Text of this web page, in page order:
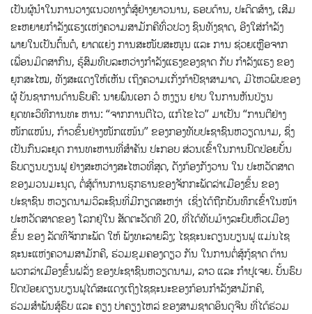
ເປັນຜູ້ນໍາໃນການວາງແນວທາງຕໍ່ສູ້ຢ່າງຍາວນານ, ຮອບດ້ານ, ປະດິດສ້າງ, ເສີມ
ຂະຫຍາຍກຳລັງແຮງເເຫ່ງຄວາມສາມັກຄີທົ່ວປວງ ຊົນທັງຊາດ, ອີງໃສ່ກຳລັງ
ພາຍໃນເປັນຕົ້ນຕໍ, ຍາດແຍ່ງ ການສະໜັບສະໜູນ ແລະ ການ ຊ່ວຍເຫຼືອຈາກ
ເພື່ອນມິດສາກົນ, ຮູ້ສົມທົບລະຫວ່າງກໍາລັງແຮງຂອງຊາດ ກັບ ກໍາລັງແຮງ ຂອງ
ຍຸກສະໄໝ, ທັງສະແດງໃຫ້ເຫັນ ເຖິງຄວາມເກັ່ງກ້າປີຊາສາມາດ, ມີໄຫວພິບຂອງ
ຜູ້ ບັນຊາການດ້ານຮົບຄື: ນາຍພົນເອກ ວໍ ຫງຽນ ຢາບ ໃນການຫັນປ່ຽນ
ຍຸດທະວິທີການທະ ຫານ: “ຈາກການຕີໄວ, ແກ້ໄຂໄວ” ມາເປັນ “ການຕີຢ່າງ
ໜັກແໜ້ນ, ກ້າວຂຶ້ນຢ່າງໜັກແໜ້ນ” ຂອງກອງທັບປະຊາຊົນຫວຽດນາມ, ຊຶ່ງ
ເປັນກົນລະຍຸດ ການທະຫານທີ່ສໍາຄັນ ປະກອບ ສ່ວນເຂົ້າໃນການປົດປ່ອຍບັ້ນ
ຮົບດຽນບຽນຟູ ຢ່າງສະຫວ່າງສະໄຫວທີ່ສຸດ, ດັງກ້ອງກັງວານ ໃນ ປະຫວັດສາດ
ຂອງມວນມະນຸດ, ຕໍ່ສູ້ຕ້ານການຮຸກຮານຂອງຈັກກະພັດລ່າເມືອງຂຶ້ນ ຂອງ
ປະຊາຊົນ ຫວຽດນາມວິລະຊົນທີ່ມີກຽດສະຫງ່າ ເຊິ່ງໄດ້ຖືກບັນທຶກເຂົ້າໃນໜ້າ
ປະຫວັດສາດຂອງ ໂລກຢູ່ໃນ ສັດຕະວັດທີ 20, ທີ່ໄດ້ທັບມ້າງລະບົບຫົວເມືອງ
ຂຶ້ນ ຂອງ ລັດທິຈັກກະພັດ ໃຫ້ ພັງທະລາຍລົງ; ໄຊຊະນະດຽນບຽນຟູ ແມ່ນໄຊ
ຊະນະແຫ່ງຄວາມສາມັກຄີ, ຮ່ວມຂຸມຄອງດຽວ ກັນ ໃນການຕໍ່ສູ້ກູ້ຊາດ ຕ້ານ
ພວກລ່າເມືອງຂຶ້ນຝລັ່ງ ຂອງປະຊາຊົນຫວຽດນາມ, ລາວ ແລະ ກຳປູເຈຍ. ບັ້ນຮົບ
ປົດປ່ອຍດຽນບຽນຟູໄດ້ສະແດງເຖິງໄຊຊະນະຂອງກ້ອນກຳລັງສາມັກຄີ,
ຮ່ວມສຳພັນສູ້ຮົບ ແລະ ຄຽງ ບ່າຄຽງໄຫລ່ ຂອງສາມຊາດອິນດູຈີນ ທີ່ໄດ້ຮ່ວມ